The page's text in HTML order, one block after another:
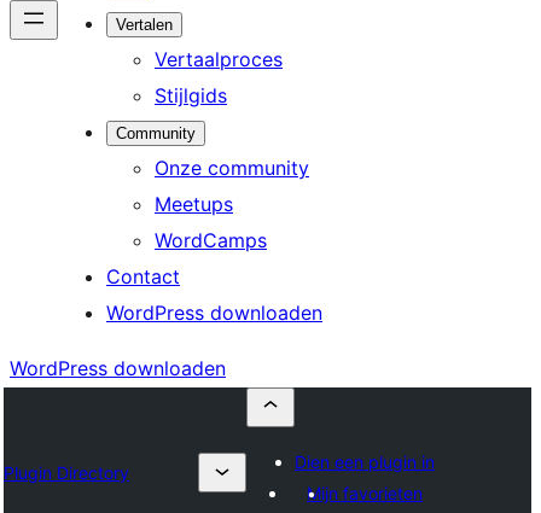
Vertalen
Vertaalproces
Stijlgids
Community
Onze community
Meetups
WordCamps
Contact
WordPress downloaden
WordPress downloaden
Plugin Directory
Dien een plugin in
Mijn favorieten